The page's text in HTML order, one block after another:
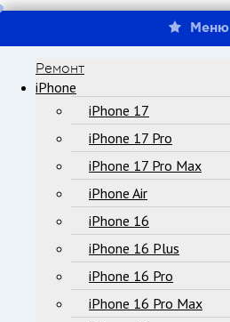
Меню
Ремонт
iPhone
iPhone 17
iPhone 17 Pro
iPhone 17 Pro Max
iPhone Air
iPhone 16
iPhone 16 Plus
iPhone 16 Pro
iPhone 16 Pro Max